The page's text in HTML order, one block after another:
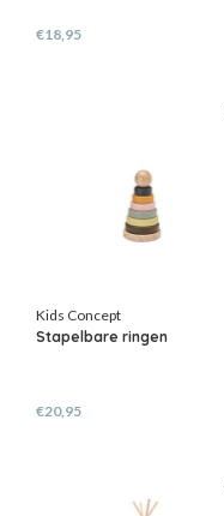
€18,95
Kids Concept
Stapelbare ringen
€20,95